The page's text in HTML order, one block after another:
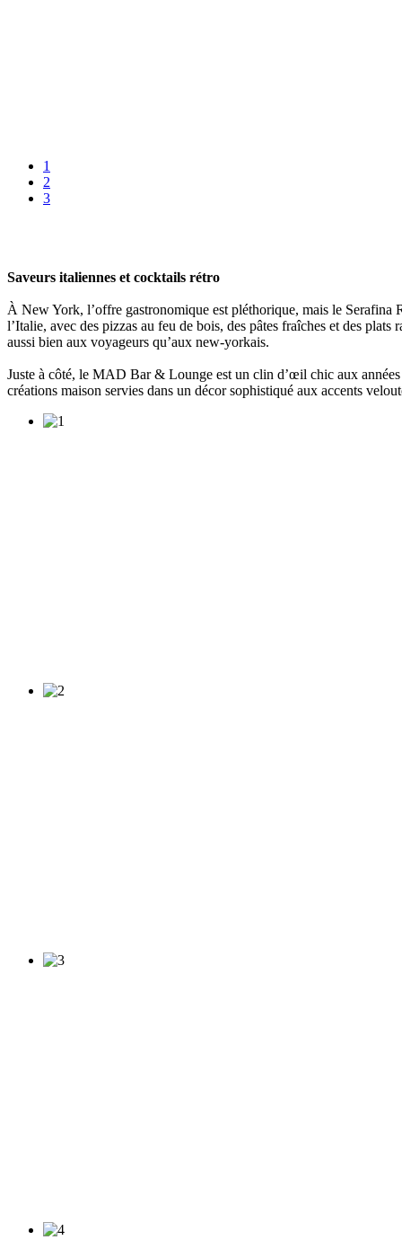
1
2
3
Saveurs italiennes et cocktails rétro
À New York, l’offre gastronomique est pléthorique, mais le Serafina
l’Italie, avec des pizzas au feu de bois, des pâtes fraîches et des
aussi bien aux voyageurs qu’aux new-yorkais.
Juste à côté, le MAD Bar & Lounge est un clin d’œil chic aux
créations maison servies dans un décor sophistiqué aux accents